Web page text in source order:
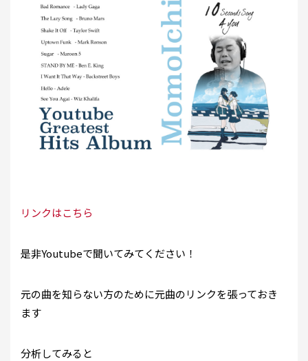
リンクはこちら
是非Youtubeで聞いてみてください！
元の曲を知らない方のために元曲のリンクを張っておき
ます
分析してみると